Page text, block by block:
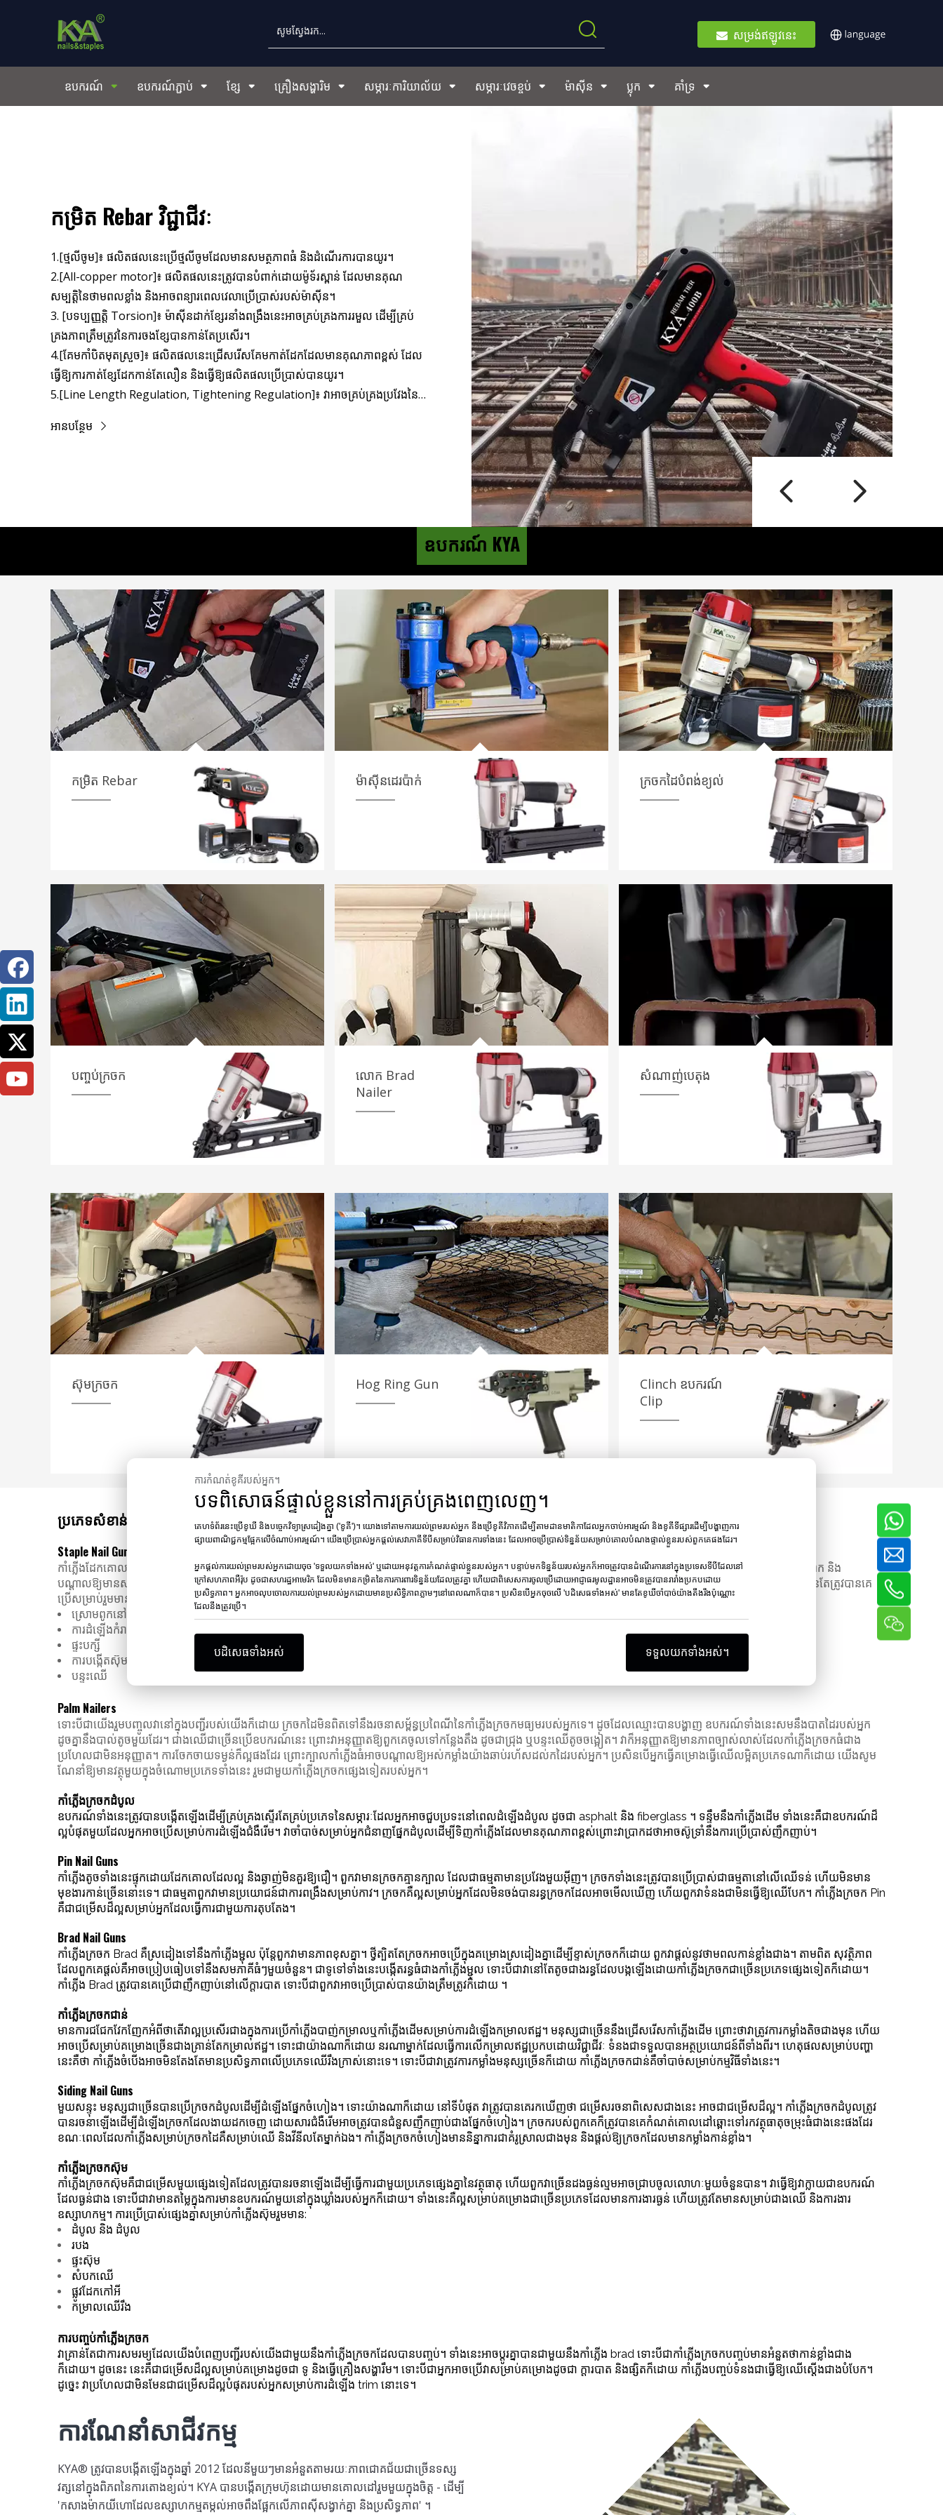
សម្រង់ឥឡូវនេះ
ឧបករណ៍ ឧបករណ៍ភ្ជាប់ ខ្សែ គ្រឿងសង្ហារិម សម្ភារៈការិយាល័យ សម្ភារៈវេចខ្ចប់ ម៉ាស៊ីន ប្លុក គាំទ្រ
កម្រិត Rebar វិជ្ជាជីវៈ
1.[ថ្មលីចូម]៖ ផលិតផលនេះប្រើថ្មលីចូមដែលមានសមត្ថភាពធំ និងដំណើរការបានយូរ។
2.[All-copper motor]៖ ផលិតផលនេះត្រូវបានបំពាក់ដោយម៉ូទ័រស្ពាន់ ដែលមានគុណ
សម្បត្តិនៃថាមពលខ្លាំង និងអាចពន្យារពេលវេលាប្រើប្រាស់របស់ម៉ាស៊ីន។
3. [បទប្បញ្ញត្តិ Torsion]៖ ម៉ាស៊ីនដាក់ខ្សែរនាំងពង្រឹងនេះអាចគ្រប់គ្រងការរមួល ដើម្បីគ្រប់
គ្រងភាពត្រឹមត្រូវនៃការចងខ្សែបានកាន់តែប្រសើរ។
4.[គែមកាំបិតមុតស្រួច]៖ ផលិតផលនេះជ្រើសរើសគែមកាត់ដែកដែលមានគុណភាពខ្ពស់ ដែល
ធ្វើឱ្យការកាត់ខ្សែដែកកាន់តែលឿន និងធ្វើឱ្យផលិតផលប្រើប្រាស់បានយូរ។
5.[Line Length Regulation, Tightening Regulation]៖ វាអាចគ្រប់គ្រងប្រវែងនៃ
ភាពតឹងណែន និងសាកសមសម្រាប់បរិយាកាសផ្សេងៗ។ វាអាចចងដែកបានយ៉ាងរឹងមាំ និង
អានបន្ថែម
ឧបករណ៍ KYA
កម្រិត Rebar ម៉ាស៊ីនដេរប៉ាក់ ក្រចកដៃបំពង់ខ្យល់
បញ្ចប់ក្រចក
លោក Brad
Nailer
សំណាញ់បេតុង
ស៊ុមក្រចក Hog Ring Gun
Clinch ឧបករណ៍
Clip
ប្រភេទសំខាន់នៃកាំភ្លើងក្រចក
Staple Nail Guns
កាំភ្លើងដែកគោលត្រូវបានប្រើជាញឹកញាប់បំផុតនៅក្នុងគម្រោងដែលមានគ្រឿងសង្ហារិម ឬបន្ទះឈើស្តើងជាង។ ជាញឹកញយ ពួកវាល្អសម្រាប់គម្រោងដែលក្រចកពិតប្រាកដនឹងមានសំណឹកខ្លាំងពេក និង
បណ្តាលឱ្យមានសក្តានុពលបំបែក។ អ្នក​អាច​ទទួល​បាន​របស់​ទាំង​នេះ​ក្នុង​ទំហំ​ខុសៗ​គ្នា ហើយ​មាន​ច្រើន​អាច​ទទួល​បាន​ទំហំ​ផ្សេង​គ្នា​ជា​ច្រើន​នៃ staples ។ គម្រោង​ដែល​ប្រើ​កាំភ្លើង​ដែក​គោល​ច្រើន​តែ​ត្រូវ​បាន​គេ​
ប្រើ​សម្រាប់​រួម​មាន​ដូច​ខាង​ក្រោម៖
ស្រោមពូកនៅលើសាឡុងឬកៅអី
ការដំឡើងកំរាលព្រំ
ផ្ទះបក្សី
ការបង្កើតស៊ុម
បន្ទះឈើ
Palm Nailers
ទោះបីជាយើងរួមបញ្ចូលវានៅក្នុងបញ្ជីរបស់យើងក៏ដោយ ក្រចកដៃមិនពិតទៅនឹងរចនាសម្ព័ន្ធប្រពៃណីនៃកាំភ្លើងក្រចកមធ្យមរបស់អ្នកទេ។ ដូចដែលឈ្មោះបានបង្ហាញ ឧបករណ៍ទាំងនេះសមនឹងបាតដៃរបស់អ្នក
ដូចគ្នានឹងបាល់តូចមួយដែរ។ ជាងឈើជាច្រើនប្រើឧបករណ៍នេះ ព្រោះវាអនុញ្ញាតឱ្យពួកគេចូលទៅកន្លែងតឹង ដូចជាជ្រុង ឬបន្ទះឈើតូចចង្អៀត។ វាក៏អនុញ្ញាតឱ្យមានភាពច្បាស់លាស់ដែលកាំភ្លើងក្រចកធំជាង
ប្រហែលជាមិនអនុញ្ញាត។ ការចែកចាយទម្ងន់ក៏ល្អផងដែរ ព្រោះក្បាលកាំភ្លើងធំអាចបណ្តាលឱ្យអស់កម្លាំងយ៉ាងឆាប់រហ័សដល់កដៃរបស់អ្នក។ ប្រសិនបើអ្នកធ្វើគម្រោងធ្វើឈើលម្អិតប្រភេទណាក៏ដោយ យើងសូម
ណែនាំឱ្យមានវត្ថុមួយក្នុងចំណោមប្រភេទទាំងនេះ រួមជាមួយកាំភ្លើងក្រចកផ្សេងទៀតរបស់អ្នក។
កាំភ្លើងក្រចកដំបូល
ឧបករណ៍ទាំងនេះត្រូវបានបង្កើតឡើងដើម្បីគ្រប់គ្រងស្ទើរតែគ្រប់ប្រភេទនៃសម្ភារៈដែលអ្នកអាចជួបប្រទះនៅពេលដំឡើងដំបូល ដូចជា asphalt និង fiberglass ។ ទន្ទឹមនឹងកាំភ្លើងដើម ទាំងនេះគឺជាឧបករណ៍ដ៏
ល្អបំផុតមួយដែលអ្នកអាចប្រើសម្រាប់ការដំឡើងជំងឺរើម។ វាចាំបាច់សម្រាប់អ្នកជំនាញផ្នែកដំបូលដើម្បីទិញកាំភ្លើងដែលមានគុណភាពខ្ពស់ព្រោះវាប្រាកដថាអាចស៊ូទ្រាំនឹងការប្រើប្រាស់ញឹកញាប់។
Pin Nail Guns
កាំភ្លើងតូចទាំងនេះផ្ទុកដោយដែកគោលដែលល្អ និងឆ្ងាញ់មិនគួរឱ្យជឿ។ ពួកវាមានក្រចកគ្មានក្បាល ដែលជាធម្មតាមានប្រវែងមួយអ៊ីញ។ ក្រចកទាំងនេះត្រូវបានប្រើប្រាស់ជាធម្មតានៅលើឈើទន់ ហើយមិនមាន
មុខងារកាន់ច្រើននោះទេ។ ជាធម្មតាពួកវាមានប្រយោជន៍ជាការពង្រឹងសម្រាប់កាវ។ ក្រចកគឺល្អសម្រាប់អ្នកដែលមិនចង់បានរន្ធក្រចកដែលអាចមើលឃើញ ហើយពួកវាទំនងជាមិនធ្វើឱ្យឈើបែក។ កាំភ្លើងក្រចក Pin
គឺជាជម្រើសដ៏ល្អសម្រាប់អ្នកដែលធ្វើការជាមួយការតុបតែង។
Brad Nail Guns
កាំភ្លើងក្រចក Brad គឺស្រដៀងទៅនឹងកាំភ្លើងម្ជុល ប៉ុន្តែពួកវាមានភាពខុសគ្នា។ ថ្វីត្បិតតែក្រចកអាចប្រើក្នុងគម្រោងស្រដៀងគ្នាដើម្បីខ្ទាស់ក្រចកក៏ដោយ ពួកវាផ្តល់នូវថាមពលកាន់ខ្លាំងជាង។ តាមពិត សុវត្ថិភាព
ដែលពួកគេផ្តល់គឺអាចប្រៀបធៀបទៅនឹងសមភាគីធំៗមួយចំនួន។ ជាទូទៅទាំងនេះបង្កើតរន្ធធំជាងកាំភ្លើងម្ជុល ទោះបីជាវានៅតែតូចជាងរន្ធដែលបង្កឡើងដោយកាំភ្លើងក្រចកជាច្រើនប្រភេទផ្សេងទៀតក៏ដោយ។
កាំភ្លើង Brad ត្រូវបានគេប្រើជាញឹកញាប់នៅលើក្តារបាត ទោះបីជាពួកវាអាចប្រើប្រាស់បានយ៉ាងត្រឹមត្រូវក៏ដោយ ។
កាំភ្លើងក្រចកជាន់
មានការជជែកវែកញែកអំពីថាតើវាល្អប្រសើរជាងក្នុងការប្រើកាំភ្លើងបាញ់កម្រាលឬកាំភ្លើងដើមសម្រាប់ការដំឡើងកម្រាលឥដ្ឋ។ មនុស្សជាច្រើននឹងជ្រើសរើសកាំភ្លើងដើម ព្រោះថាវាត្រូវការកម្លាំងតិចជាងមុន ហើយ
អាចប្រើសម្រាប់គម្រោងច្រើនជាងគ្រាន់តែកម្រាលឥដ្ឋ។ ទោះជាយ៉ាងណាក៏ដោយ នរណាម្នាក់ដែលធ្វើការលើកម្រាលឥដ្ឋប្រកបដោយវិជ្ជាជីវៈ ទំនងជាទទួលបានអត្ថប្រយោជន៍ពីទាំងពីរ។ ហេតុផលសម្រាប់បញ្ហា
នេះគឺថា កាំភ្លើងចំបើងអាចមិនតែងតែមានប្រសិទ្ធភាពលើប្រភេទឈើរឹងក្រាស់នោះទេ។ ទោះបីជាវាត្រូវការកម្លាំងមនុស្សច្រើនក៏ដោយ កាំភ្លើងក្រចកជាន់គឺចាំបាច់សម្រាប់កម្មវិធីទាំងនេះ។
Siding Nail Guns
មួយសន្ទុះ មនុស្សជាច្រើនបានប្រើក្រចកដំបូលដើម្បីដំឡើងផ្នែកចំហៀង។ ទោះយ៉ាងណាក៏ដោយ នៅទីបំផុត វាត្រូវបានគេរកឃើញថា ជម្រើសរចនាពិសេសជាងនេះ អាចជាជម្រើសដ៏ល្អ។ កាំភ្លើងក្រចកដំបូលត្រូវ
បានរចនាឡើងដើម្បីដំឡើងក្រចកដែលងាយដកចេញ ដោយសារជំងឺរើមអាចត្រូវបានជំនួសញឹកញាប់ជាងផ្នែកចំហៀង។ ក្រចករបស់ពួកគេក៏ត្រូវបានគេកំណត់គោលដៅឆ្ពោះទៅរកវត្ថុធាតុចម្រុះធំជាងនេះផងដែរ
ខណៈពេលដែលកាំភ្លើងសម្រាប់ក្រចកដៃគឺសម្រាប់ឈើ និងវីនីលតែម្នាក់ឯង។ កាំភ្លើង​ក្រចក​ចំហៀង​មាន​និន្នាការ​ជា​គំរូ​ស្រាល​ជាង​មុន និង​ផ្តល់​ឱ្យ​ក្រចក​ដែល​មាន​កម្លាំង​កាន់​ខ្លាំង។
កាំភ្លើងក្រចកស៊ុម
កាំភ្លើងក្រចកស៊ុមគឺជាជម្រើសមួយផ្សេងទៀតដែលត្រូវបានរចនាឡើងដើម្បីធ្វើការជាមួយប្រភេទផ្សេងគ្នានៃវត្ថុធាតុ ហើយពួកវាច្រើនដងធ្ងន់ល្មមអាចជ្រាបចូលលោហៈមួយចំនួនបាន។ វាធ្វើឱ្យវាក្លាយជាឧបករណ៍
ដែលធ្ងន់ជាង ទោះបីជាវាមានតម្លៃក្នុងការមានឧបករណ៍មួយនៅក្នុងឃ្លាំងរបស់អ្នកក៏ដោយ។ ទាំងនេះគឺល្អសម្រាប់គម្រោងជាច្រើនប្រភេទដែលមានការងារធ្ងន់ ហើយត្រូវតែមានសម្រាប់ជាងឈើ និងការងារ
ឧស្សាហកម្ម។ ការប្រើប្រាស់ផ្សេងគ្នាសម្រាប់កាំភ្លើងស៊ុមរួមមាន:
ដំបូល និង ដំបូល
របង
ផ្ទះស៊ុម
សំបកឈើ
ផ្លូវដែកកៅអី
កម្រាលឈើរឹង
ការបញ្ចប់កាំភ្លើងក្រចក
វាគ្រាន់តែជាការសមរម្យដែលយើងបំពេញបញ្ជីរបស់យើងជាមួយនឹងកាំភ្លើងក្រចកដែលបានបញ្ចប់។ ទាំង​នេះ​អាច​ប្តូរ​គ្នា​បាន​ជាមួយ​នឹង​កាំភ្លើង brad ទោះបីជា​កាំភ្លើង​ក្រចក​បញ្ចប់​មាន​អំនួត​ថា​កាន់​ខ្លាំង​ជាង​
ក៏ដោយ។ ដូចនេះ នេះគឺជាជម្រើសដ៏ល្អសម្រាប់គម្រោងដូចជា ទូ និងធ្វើគ្រឿងសង្ហារឹម។ ទោះបីជាអ្នកអាចប្រើវាសម្រាប់គម្រោងដូចជា ក្តារបាត និងផ្សិតក៏ដោយ កាំភ្លើងបញ្ចប់ទំនងជាធ្វើឱ្យឈើស្តើងជាងបំបែក។
ដូច្នេះ វាប្រហែលជាមិនមែនជាជម្រើសដ៏ល្អបំផុតរបស់អ្នកសម្រាប់ការដំឡើង trim នោះទេ។
ការណែនាំសាជីវកម្ម
KYA® ត្រូវបានបង្កើតឡើងក្នុងឆ្នាំ 2012 ដែលនីមួយៗមានអំនួតតាមរយៈភាពជោគជ័យជាច្រើនទស្ស
វត្សនៅក្នុងពិភពនៃការតោងខ្យល់។ KYA បានបង្កើតក្រុមហ៊ុនដោយមានគោលដៅរួមមួយក្នុងចិត្ត - ដើម្បី
'កសាងម៉ាកយីហោដែលឧស្សាហកម្មតម្កល់អាចពឹងផ្អែកលើភាពស៊ីសង្វាក់គ្នា និងប្រសិទ្ធភាព' ។
ការកំណត់ខូគីរបស់អ្នក។
បទពិសោធន៍ផ្ទាល់ខ្លួននៅការគ្រប់គ្រងពេញលេញ។
គេហទំព័រនេះប្រើខូឃី និងបច្ចេកវិទ្យាស្រដៀងគ្នា ('ខូគី')។ យោងទៅតាមការយល់ព្រមរបស់អ្នក នឹងប្រើខូគីវិភាគដើម្បីតាមដានមាតិកាដែលអ្នកចាប់អារម្មណ៍ និងខូគីទីផ្សារដើម្បីបង្ហាញការ
ផ្សាយពាណិជ្ជកម្មផ្អែកលើចំណាប់អារម្មណ៍។ យើងប្រើប្រាស់អ្នកផ្តល់សេវាភាគីទីបីសម្រាប់វិធានការទាំងនេះ ដែលអាចប្រើប្រាស់ទិន្នន័យសម្រាប់គោលបំណងផ្ទាល់ខ្លួនរបស់ពួកគេផងដែរ។
អ្នកផ្តល់ការយល់ព្រមរបស់អ្នកដោយចុច 'ទទួលយកទាំងអស់' ឬដោយអនុវត្តការកំណត់ផ្ទាល់ខ្លួនរបស់អ្នក។ បន្ទាប់មកទិន្នន័យរបស់អ្នកក៏អាចត្រូវបានដំណើរការនៅក្នុងប្រទេសទីបីដែលនៅ
ក្រៅសហភាពអឺរ៉ុប ដូចជាសហរដ្ឋអាមេរិក ដែលមិនមានកម្រិតនៃការការពារទិន្នន័យដែលត្រូវគ្នា ហើយជាពិសេសការចូលប្រើដោយអាជ្ញាធរមូលដ្ឋានអាចមិនត្រូវបានរារាំងប្រកបដោយ
ប្រសិទ្ធភាព។ អ្នកអាចលុបចោលការយល់ព្រមរបស់អ្នកដោយមានប្រសិទ្ធិភាពភ្លាមៗនៅពេលណាក៏បាន។ ប្រសិនបើអ្នកចុចលើ 'បដិសេធទាំងអស់' មានតែខូឃីចាំបាច់យ៉ាងតឹងរឹងប៉ុណ្ណោះ
ដែលនឹងត្រូវប្រើ។
បដិសេធទាំងអស់ ទទួលយកទាំងអស់។